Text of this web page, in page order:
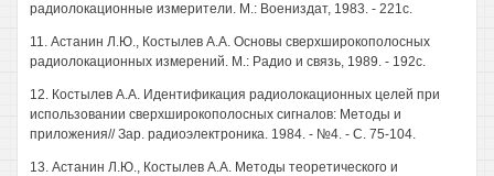
радиолокационные измерители. М.: Воениздат, 1983. - 221с.
11. Астанин Л.Ю., Костылев А.А. Основы сверхширокополосных
радиолокационных измерений. М.: Радио и связь, 1989. - 192с.
12. Костылев A.A. Идентификация радиолокационных целей при
использовании сверхширокополосных сигналов: Методы и
приложения// Зар. радиоэлектроника. 1984. - №4. - С. 75-104.
13. Астанин Л.Ю., Костылев A.A. Методы теоретического и